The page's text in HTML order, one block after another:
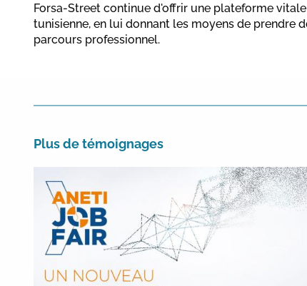
Forsa-Street continue d'offrir une plateforme
tunisienne, en lui donnant les moyens de prendre
parcours professionnel.
Plus de témoignages